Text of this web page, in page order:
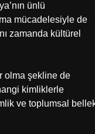
ünlü
mücadelesiyle de
zamanda kültürel
olma şekline de
kimliklerle
ve toplumsal